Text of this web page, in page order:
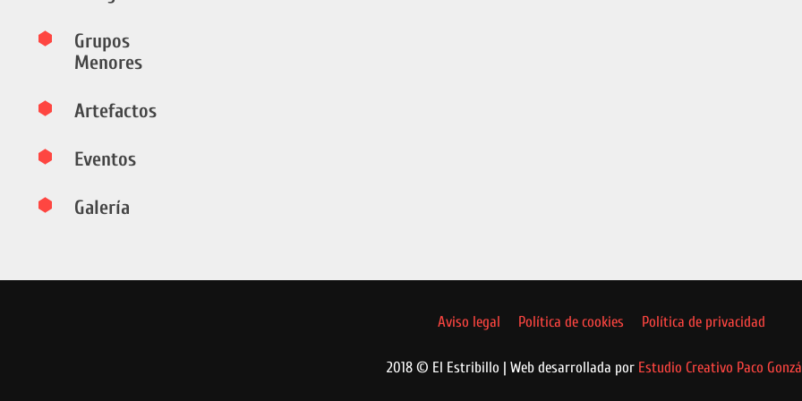
Grupos
Menores
Artefactos
Eventos
Galería
Aviso legal Política de cookies Política de privacidad
2018 © El Estribillo | Web desarrollada por Estudio Creativo Paco